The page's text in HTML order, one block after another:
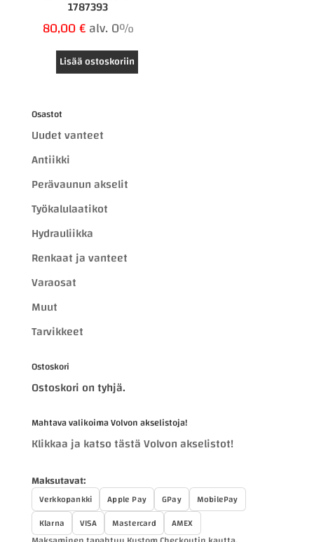
1787393
80,00€alv. 0%
Lisää ostoskoriin
Osastot
Uudet vanteet
Antiikki
Perävaunun akselit
Työkalulaatikot
Hydrauliikka
Renkaat ja vanteet
Varaosat
Muut
Tarvikkeet
Ostoskori
Ostoskori on tyhjä.
Mahtava valikoima Volvon akselistoja!
Klikkaa ja katso tästä Volvon akselistot!
Maksutavat:
Verkkopankki Apple Pay GPay
MobilePay
Klarna
VISA Mastercard AMEX